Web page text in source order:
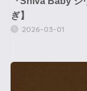
ぎ】
2026-03-01